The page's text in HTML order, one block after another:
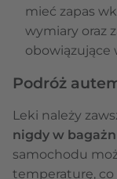
mieć zapas
wymiary oraz
obowiązujące
Podróż
Leki należy
nigdy w
samochodu
temperaturę, co